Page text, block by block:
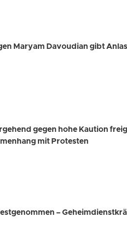
Maryam Davoudian gibt
gegen hohe Kaution
mit Protesten
–